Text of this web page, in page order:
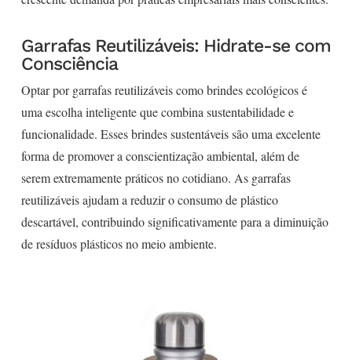
Garrafas Reutilizáveis: Hidrate-se com
Consciência
Optar por garrafas reutilizáveis como brindes ecológicos é
uma escolha inteligente que combina sustentabilidade e
funcionalidade. Esses brindes sustentáveis são uma excelente
forma de promover a conscientização ambiental, além de
serem extremamente práticos no cotidiano. As garrafas
reutilizáveis ajudam a reduzir o consumo de plástico
descartável, contribuindo significativamente para a diminuição
de resíduos plásticos no meio ambiente.